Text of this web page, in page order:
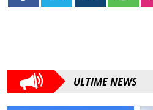
ULTIME NEWS